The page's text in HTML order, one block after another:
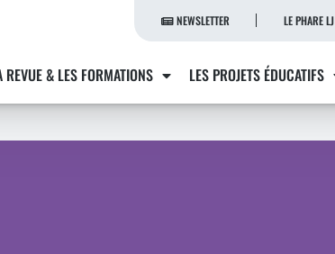
NEWSLETTER LE PHARE LJ
REVUE & LES FORMATIONS LES PROJETS ÉDUCATIFS